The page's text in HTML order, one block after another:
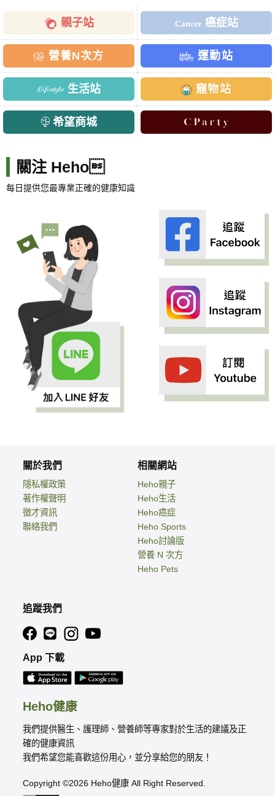
親子站 癌症站
營養N次方 運動站
生活站 寵物站
希望商城
關注 Heho
每日提供您最專業正確的健康知識
Heho健康
我們提供醫生、護理師、營養師等專家對於生活的建議及正
確的健康資訊
我們希望您能喜歡這份用心，並分享給您的朋友！
Copyright ©2026 Heho健康 All Right Reserved.
關於我們
隱私權政策
著作權聲明
徵才資訊
聯絡我們
相關網站
Heho親子
Heho生活
Heho癌症
Heho Sports
Heho討論版
營養 N 次方
Heho Pets
追蹤我們
App 下載